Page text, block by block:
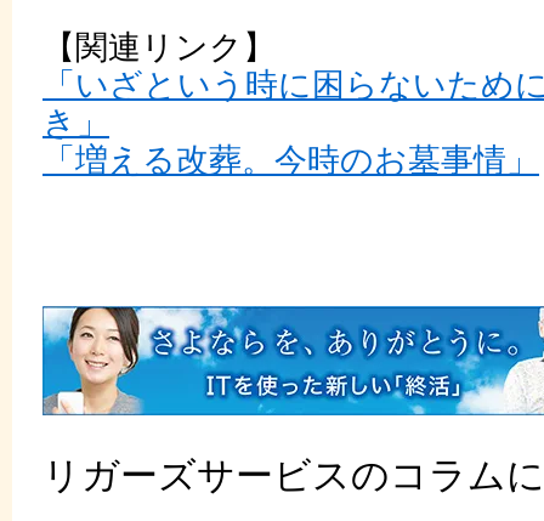
【関連リンク】
「いざという時に困らないため
き」
「増える改葬。今時のお墓事情」
リガーズサービスのコラム